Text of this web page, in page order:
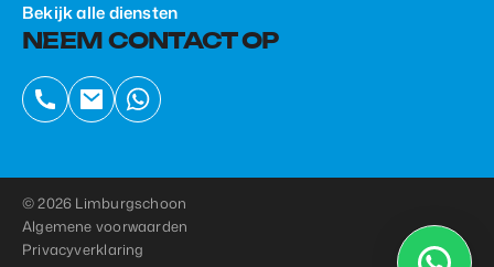
Bekijk alle diensten
NEEM CONTACT OP
© 2026 Limburgschoon
Algemene voorwaarden
Privacyverklaring